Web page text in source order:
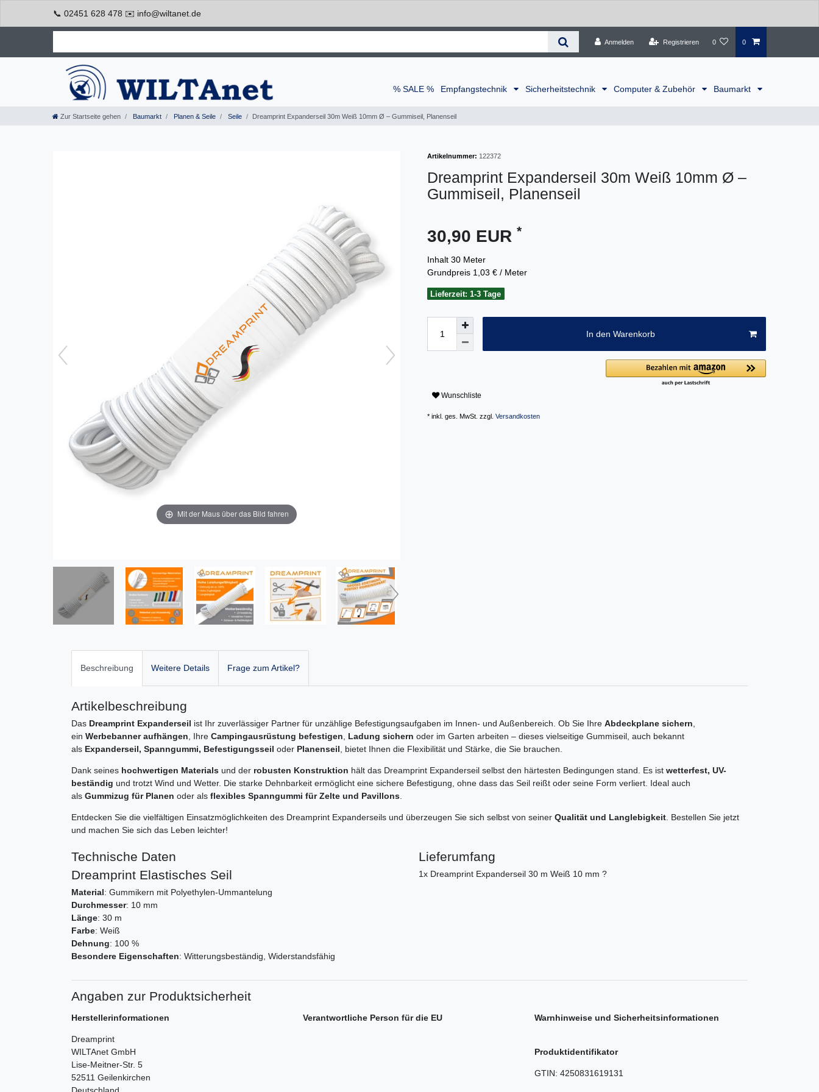
📞 02451 628 478 ✉️ info@wiltanet.de
Anmelden Registrieren 0 0
% SALE % Empfangstechnik Sicherheitstechnik Computer & Zubehör Baumarkt
Zur Startseite gehen Baumarkt Planen & Seile Seile Dreamprint Expanderseil 30m Weiß 10mm Ø – Gummiseil, Planenseil
Mit der Maus über das Bild fahren
Artikelnummer: 122372
Dreamprint Expanderseil 30m Weiß 10mm Ø –
Gummiseil, Planenseil
30,90 EUR *
Inhalt 30 Meter
Grundpreis 1,03 € / Meter
Lieferzeit: 1-3 Tage
In den Warenkorb
Wunschliste
* inkl. ges. MwSt. zzgl. Versandkosten
Beschreibung Weitere Details Frage zum Artikel?
Artikelbeschreibung
Das Dreamprint Expanderseil ist Ihr zuverlässiger Partner für unzählige Befestigungsaufgaben im Innen- und Außenbereich. Ob Sie Ihre Abdeckplane sichern
ein Werbebanner aufhängen , Ihre Campingausrüstung befestigen Ladung sichern oder im Garten arbeiten – dieses vielseitige Gummiseil, auch bekannt
als Expanderseil, Spanngummi, Befestigungsseil oder Planenseil , bietet Ihnen die Flexibilität und Stärke, die Sie brauchen.
Dank seines hochwertigen Materials und der robusten Konstruktion hält das Dreamprint Expanderseil selbst den härtesten Bedingungen stand. Es ist wetterfest, UV-
beständig und trotzt Wind und Wetter. Die starke Dehnbarkeit ermöglicht eine sichere Befestigung, ohne dass das Seil reißt oder seine Form verliert. Ideal auch
als Gummizug für Planen oder als flexibles Spanngummi für Zelte und Pavillons
Entdecken Sie die vielfältigen Einsatzmöglichkeiten des Dreamprint Expanderseils und überzeugen Sie sich selbst von seiner Qualität und Langlebigkeit . Bestellen Sie jetzt
und machen Sie sich das Leben leichter!
Technische Daten
Dreamprint Elastisches Seil
Material: Gummikern mit Polyethylen-Ummantelung
Durchmesser: 10 mm
Länge: 30 m
Farbe: Weiß
Dehnung: 100 %
Besondere Eigenschaften: Witterungsbeständig, Widerstandsfähig
Lieferumfang
1x Dreamprint Expanderseil 30 m Weiß 10 mm ?
Angaben zur Produktsicherheit
Herstellerinformationen
Dreamprint
WILTAnet GmbH
Lise-Meitner-Str. 5
52511 Geilenkirchen
Verantwortliche Person für die EU Warnhinweise und Sicherheitsinformationen
Produktidentifikator
GTIN: 4250831619131